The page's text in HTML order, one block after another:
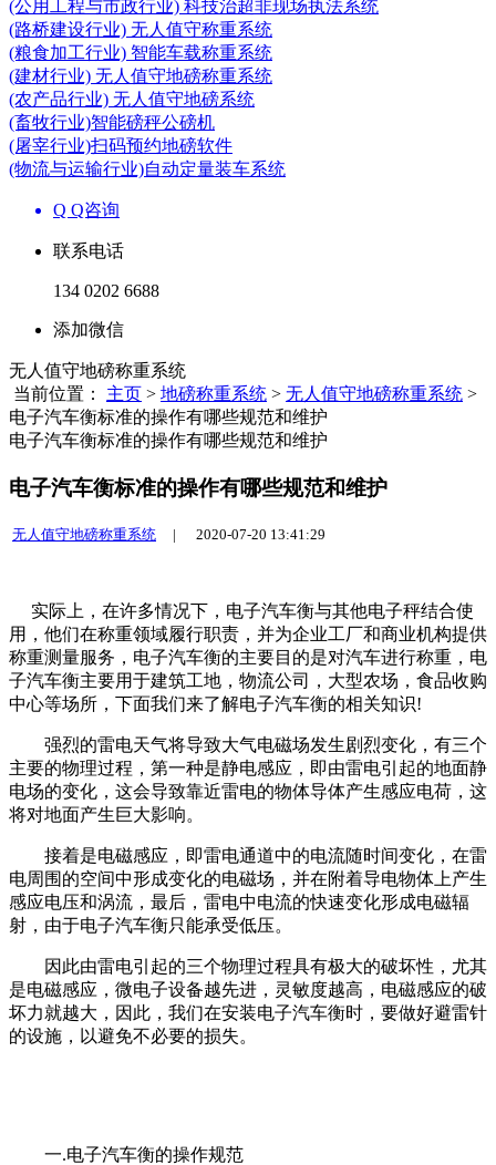
(公用工程与市政行业) 科技治超非现场执法系统
(路桥建设行业) 无人值守称重系统
(粮食加工行业) 智能车载称重系统
(建材行业) 无人值守地磅称重系统
(农产品行业) 无人值守地磅系统
(畜牧行业)智能磅秤公磅机
(屠宰行业)扫码预约地磅软件
(物流与运输行业)自动定量装车系统
Q Q咨询
联系电话
134 0202 6688
添加微信
无人值守地磅称重系统
当前位置： 主页 > 地磅称重系统 > 无人值守地磅称重系统 >
电子汽车衡标准的操作有哪些规范和维护
电子汽车衡标准的操作有哪些规范和维护
电子汽车衡标准的操作有哪些规范和维护
无人值守地磅称重系统 | 2020-07-20 13:41:29
实际上，在许多情况下，电子汽车衡与其他电子秤结合使
用，他们在称重领域履行职责，并为企业工厂和商业机构提供
称重测量服务，电子汽车衡的主要目的是对汽车进行称重，电
子汽车衡主要用于建筑工地，物流公司，大型农场，食品收购
中心等场所，下面我们来了解电子汽车衡的相关知识!
强烈的雷电天气将导致大气电磁场发生剧烈变化，有三个
主要的物理过程，第一种是静电感应，即由雷电引起的地面静
电场的变化，这会导致靠近雷电的物体导体产生感应电荷，这
将对地面产生巨大影响。
接着是电磁感应，即雷电通道中的电流随时间变化，在雷
电周围的空间中形成变化的电磁场，并在附着导电物体上产生
感应电压和涡流，最后，雷电中电流的快速变化形成电磁辐
射，由于电子汽车衡只能承受低压。
因此由雷电引起的三个物理过程具有极大的破坏性，尤其
是电磁感应，微电子设备越先进，灵敏度越高，电磁感应的破
坏力就越大，因此，我们在安装电子汽车衡时，要做好避雷针
的设施，以避免不必要的损失。
一.电子汽车衡的操作规范